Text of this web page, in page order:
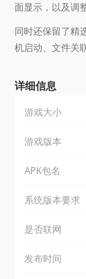
面显示，以及调
同时还保留了精
机启动、文件关
详细信息
游戏大小
游戏版本
APK包名
系统版本要求
是否联网
发布时间